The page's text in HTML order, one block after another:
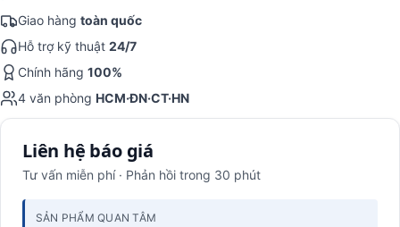
Giao hàng toàn quốc
Hỗ trợ kỹ thuật 24/7
Chính hãng 100%
4 văn phòng HCM·ĐN·CT·HN
Liên hệ báo giá
Tư vấn miễn phí · Phản hồi trong 30 phút
SẢN PHẨM QUAN TÂM